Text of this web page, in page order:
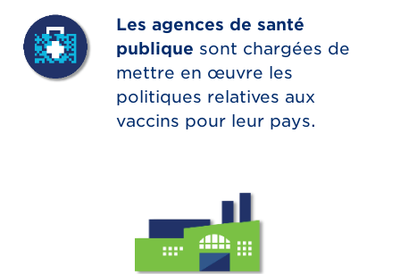
Les agences de santé
publique sont chargées de
mettre en œuvre les
politiques relatives aux
vaccins pour leur pays.